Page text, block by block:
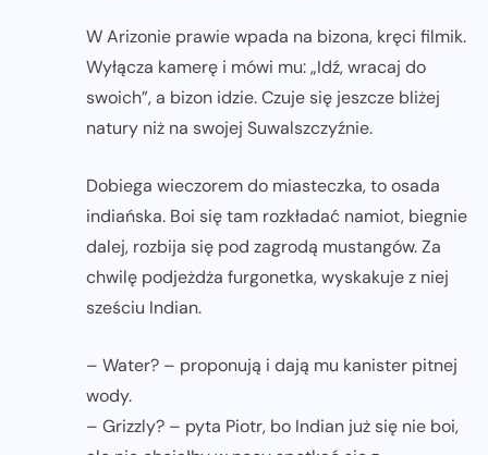
W Arizonie prawie wpada na bizona, kręci filmik.
Wyłącza kamerę i mówi mu: „Idź, wracaj do
swoich”, a bizon idzie. Czuje się jeszcze bliżej
natury niż na swojej Suwalszczyźnie.
Dobiega wieczorem do miasteczka, to osada
indiańska. Boi się tam rozkładać namiot, biegnie
dalej, rozbija się pod zagrodą mustangów. Za
chwilę podjeżdża furgonetka, wyskakuje z niej
sześciu Indian.
– Water? – proponują i dają mu kanister pitnej
wody.
– Grizzly? – pyta Piotr, bo Indian już się nie boi,